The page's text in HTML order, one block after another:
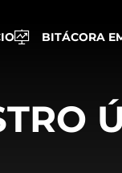
BITÁCORA